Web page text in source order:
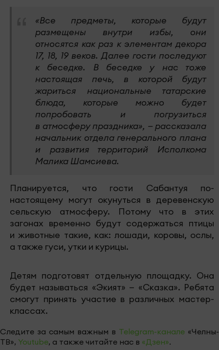
«Все предметы, которые будут
размещены внутри избы, они
относятся как раз к элементам декора
17, 18, 19 веков. Далее гости последуют
к беседке. В беседке у нас тоже
настоящая печь, в которой будут
жариться национальные татарские
блюда, которые можно будет
попробовать и погрузиться
в атмосферу праздника», — рассказала
начальник отдела генерального плана
и развития территорий Исполкома
Малика Шамсиева.
Планируется, что гости Сабантуя по-
настоящему могут окунуться в деревенскую
сельскую атмосферу. Потому что в этих
загонах временно будут содержаться птицы
и животные такие, как: лошади, коровы, ослы,
а также гуси, утки и курицы.
Детям подготовят отдельную площадку. Она
будет называться «Экият» — «Сказка». Ребята
смогут принять участие в различных мастер-
классах.
Следите за самым важным в Telegram-канале «Челны-
ТВ», Youtube, а также читайте нас в «Дзен».